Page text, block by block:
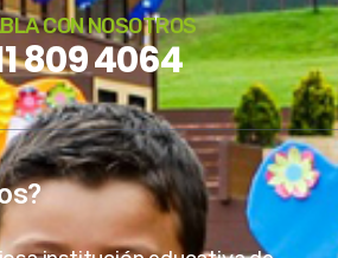
CON NOSOTROS
809 4064